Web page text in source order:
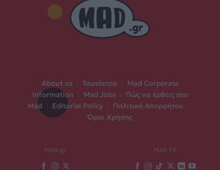
About us Ταυτότητα
Mad Corporate
Information
Mad Jobs
Πώς να έρθεις στο
Mad
Editorial Policy Πολιτική Απορρήτου
Όροι Χρήσης
MAD.gr MAD TV